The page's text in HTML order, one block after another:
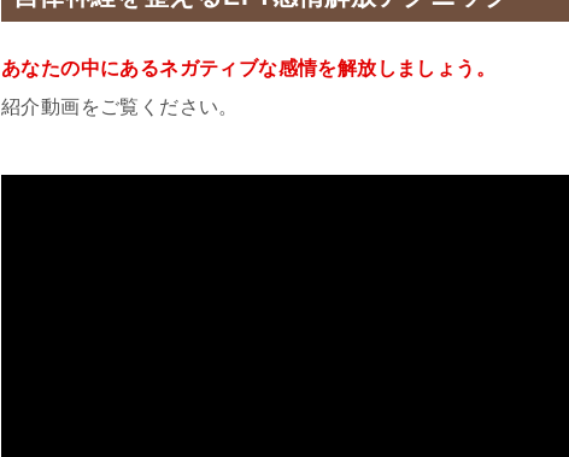
あなたの中にあるネガティブな感情を解放しましょう。
紹介動画をご覧ください。